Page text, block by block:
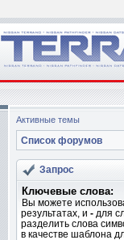
Активные темы
Список форумов
Запрос
Ключевые слова:
Вы можете
результатах, и - для
разделить слова
в качестве шаблона